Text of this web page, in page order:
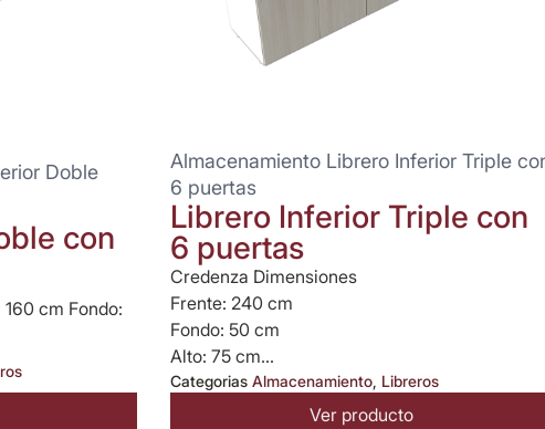
Doble
con
cm Fondo:
Almacenamiento Librero Inferior Triple
6 puertas
Librero Inferior Triple con
6 puertas
Credenza Dimensiones
Frente: 240 cm
Fondo: 50 cm
Alto: 75 cm...
Categorias Almacenamiento, Libreros
Ver producto